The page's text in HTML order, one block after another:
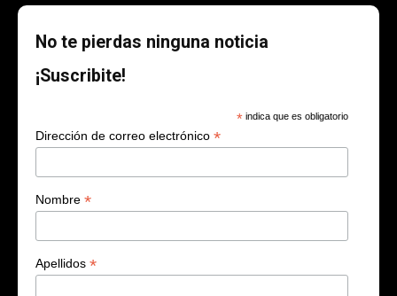
No te pierdas ninguna noticia
¡Suscribite!
* indica que es obligatorio
Dirección de correo electrónico *
Nombre *
Apellidos *